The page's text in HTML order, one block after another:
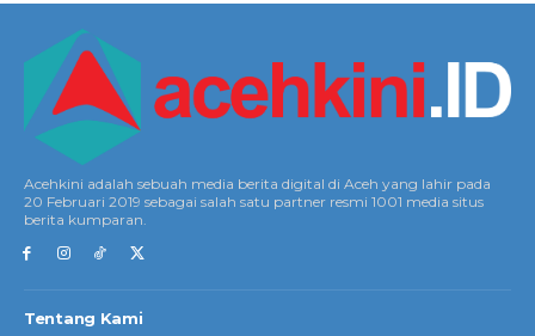
Acehkini adalah sebuah media berita digital di Aceh yang lahir pada
20 Februari 2019 sebagai salah satu partner resmi 1001 media situs
berita kumparan.
Tentang Kami